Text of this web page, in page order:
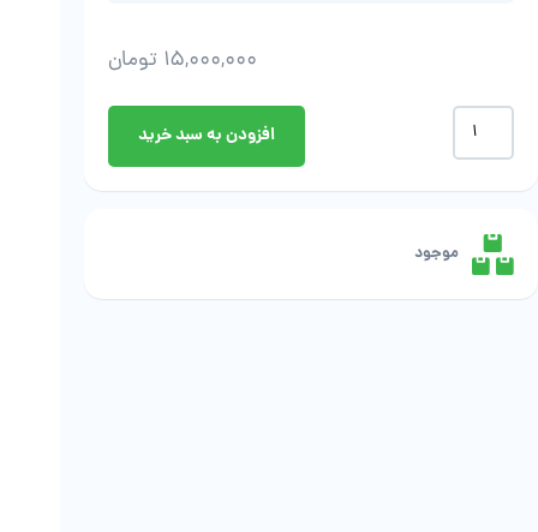
15,000,000 تومان
مهین
محمدی
-
عدد
افزودن به سبد خرید
موجود